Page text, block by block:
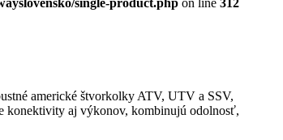
americké štvorkolky ATV, UTV a SSV,
konektivity aj výkonov, kombinujú odolnosť,